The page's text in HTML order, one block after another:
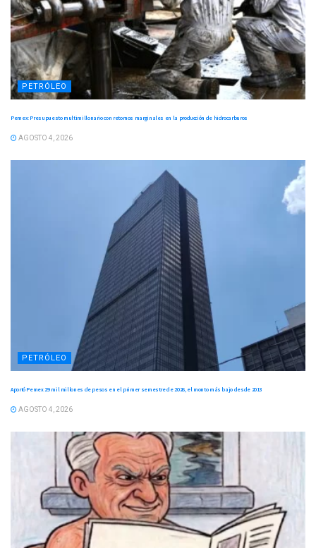
PETRÓLEO
Pemex: Presupuesto multimillonario con retornos marginales en la producción de hidrocarburos
AGOSTO 4, 2026
PETRÓLEO
Aportó Pemex 29 mil millones de pesos en el primer semestre de 2026, el monto más bajo desde 2013
AGOSTO 4, 2026